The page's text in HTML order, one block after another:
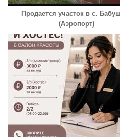
Продается участок в с.
(Аэропорт)